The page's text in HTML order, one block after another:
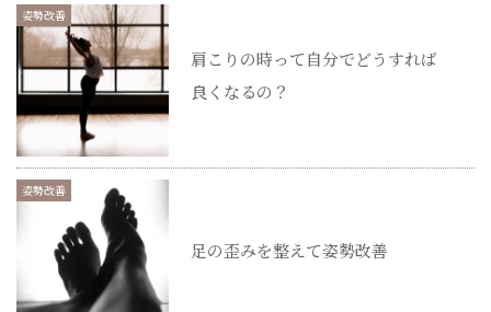
姿勢改善
肩こりの時って自分でどうすれば
良くなるの？
姿勢改善
足の歪みを整えて姿勢改善